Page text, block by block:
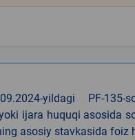
yildagi PF-
ijara huquqi asosida
asosiy stavkasida foiz